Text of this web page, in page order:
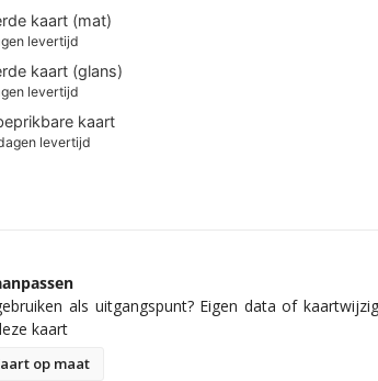
kaart (mat)
levertijd
kaart (glans)
levertijd
kaart
levertijd
als uitgangspunt? Eigen data of
kaart
op maat